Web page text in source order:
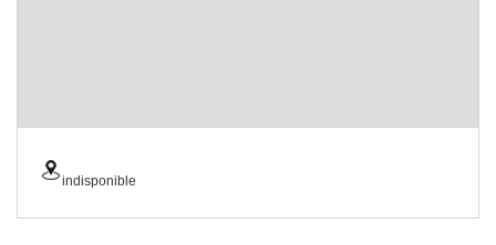
indisponible